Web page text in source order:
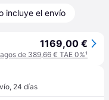
incluye el envío
1169,00 €
de 389,66 € TAE 0%¹
, 24 días